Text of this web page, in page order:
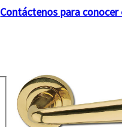
Contáctenos para conocer